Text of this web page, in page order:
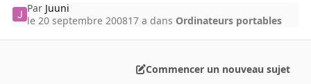
Par Juuni
le 20 septembre 200817 a dans Ordinateurs portables
Commencer un nouveau sujet